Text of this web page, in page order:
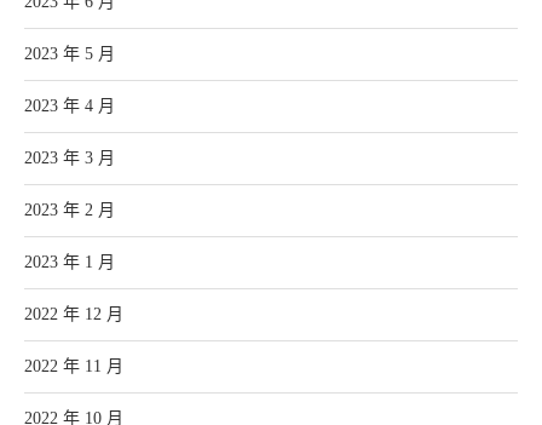
2023 年 5 月
2023 年 4 月
2023 年 3 月
2023 年 2 月
2023 年 1 月
2022 年 12 月
2022 年 11 月
2022 年 10 月